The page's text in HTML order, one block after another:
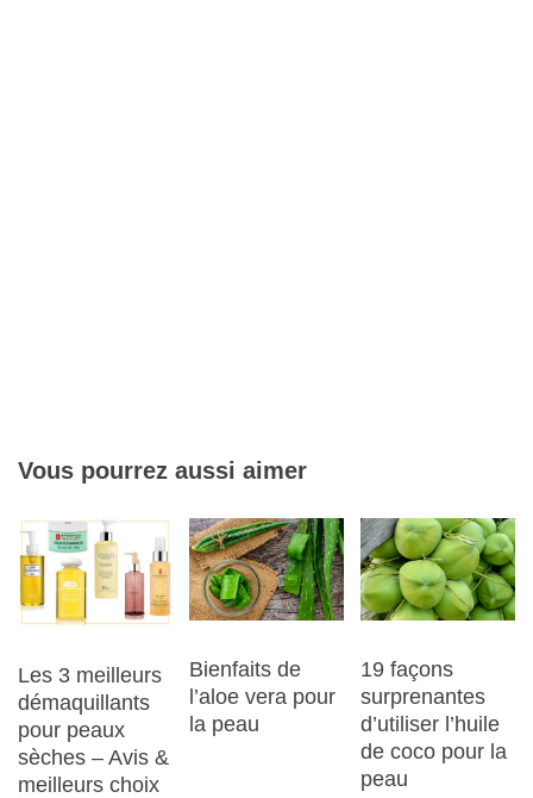
Vous pourrez aussi aimer
Les 3 meilleurs
démaquillants
pour peaux
sèches – Avis &
meilleurs choix
Bienfaits de
l’aloe vera pour
la peau
19 façons
surprenantes
d’utiliser l’huile
de coco pour la
peau